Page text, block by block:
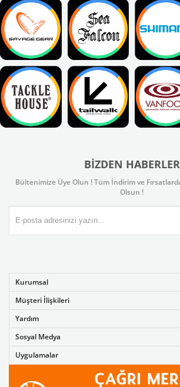
BIZDEN HABERLER
Bültenimize Üye Olun ! Tüm İndirim ve
Olsun !
Kurumsal
Müşteri İlişkileri
Yardım
Sosyal Medya
Uygulamalar